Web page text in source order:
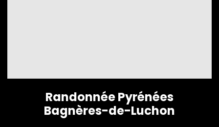
Randonnée Pyrénées
Bagnères-de-Luchon